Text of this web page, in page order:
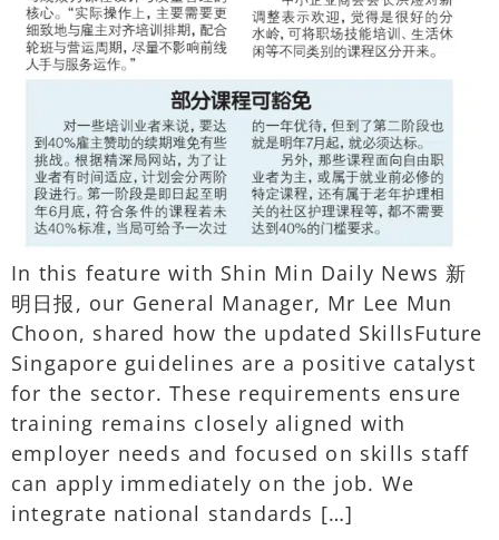
In this feature with Shin Min Daily News 新
明日报, our General Manager, Mr Lee Mun
Choon, shared how the updated SkillsFuture
Singapore guidelines are a positive catalyst
for the sector. These requirements ensure
training remains closely aligned with
employer needs and focused on skills staff
can apply immediately on the job. We
integrate national standards […]